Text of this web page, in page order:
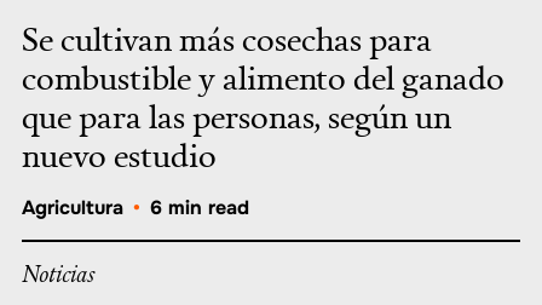
Se cultivan más cosechas para
combustible y alimento del ganado
que para las personas, según un
nuevo estudio
Agricultura • 6 min read
Noticias